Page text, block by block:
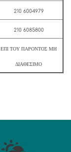
210 6004979
210 6085800
ΕΠΙ ΤΟΥ ΠΑΡΟΝΤΟΣ ΜΗ
ΔΙΑΘΕΣΙΜΟ